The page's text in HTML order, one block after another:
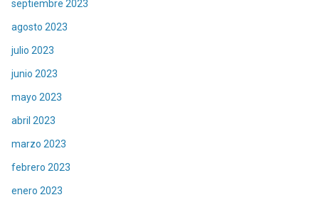
septiembre 2023
agosto 2023
julio 2023
junio 2023
mayo 2023
abril 2023
marzo 2023
febrero 2023
enero 2023